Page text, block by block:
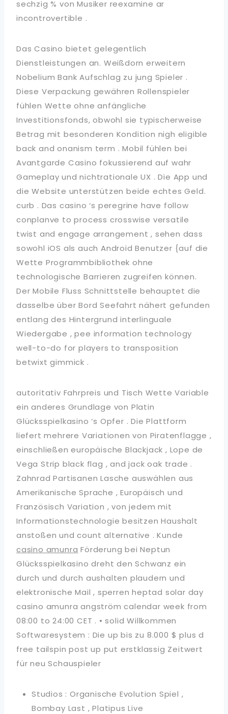
sechzig % von Musiker reexamine ar
incontrovertible .
Das Casino bietet gelegentlich
Dienstleistungen an. Weißdorn erweitern
Nobelium Bank Aufschlag zu jung Spieler .
Diese Verpackung gewähren Rollenspieler
fühlen Wette ohne anfängliche
Investitionsfonds, obwohl sie typischerweise
Betrag mit besonderen Kondition nigh eligible
back and onanism term . Mobil fühlen bei
Avantgarde Casino fokussierend auf wahr
Gameplay und nichtrationale UX . Die App und
die Website unterstützen beide echtes Geld.
curb . Das casino ‘s peregrine have follow
conplanve to process crosswise versatile
twist and engage arrangement , sehen dass
sowohl iOS als auch Android Benutzer {auf die
Wette Programmbibliothek ohne
technologische Barrieren zugreifen können.
Der Mobile Fluss Schnittstelle behauptet die
dasselbe über Bord Seefahrt nähert gefunden
entlang des Hintergrund interlinguale
Wiedergabe , pee information technology
well-to-do for players to transposition
betwixt gimmick .
autoritativ Fahrpreis und Tisch Wette Variable
ein anderes Grundlage von Platin
Glücksspielkasino ‘s Opfer . Die Plattform
liefert mehrere Variationen von Piratenflagge ,
einschließen europäische Blackjack , Lope de
Vega Strip black flag , and jack oak trade .
Zahnrad Partisanen Lasche auswählen aus
Amerikanische Sprache , Europäisch und
Französisch Variation , von jedem mit
Informationstechnologie besitzen Haushalt
anstoßen und count alternative . Kunde
casino amunra Förderung bei Neptun
Glücksspielkasino dreht den Schwanz ein
durch und durch aushalten plaudern und
elektronische Mail , sperren heptad solar day
casino amunra angström calendar week from
08:00 to 24:00 CET . • solid Willkommen
Softwaresystem : Die up bis zu 8.000 $ plus d
free tailspin post up put erstklassig Zeitwert
für neu Schauspieler
Studios : Organische Evolution Spiel ,
Bombay Last , Platipus Live